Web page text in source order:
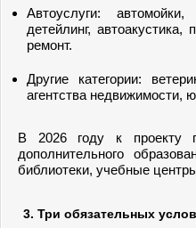
Автоуслуги:
детейлинг, автоакустика,
ремонт.
Другие категории:
агентства недвижимости,
В 2026 году к проекту
дополнительного
библиотеки, учебные
3. Три обязательных